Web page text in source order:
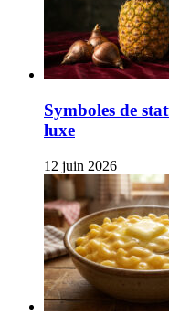
Symboles de
luxe
12 juin 2026